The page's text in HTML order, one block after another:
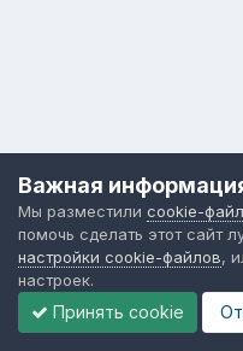
Важная
Мы разместили cookie-
помочь сделать этот сайт
настройки cookie-файлов,
настроек.
Принять cookie